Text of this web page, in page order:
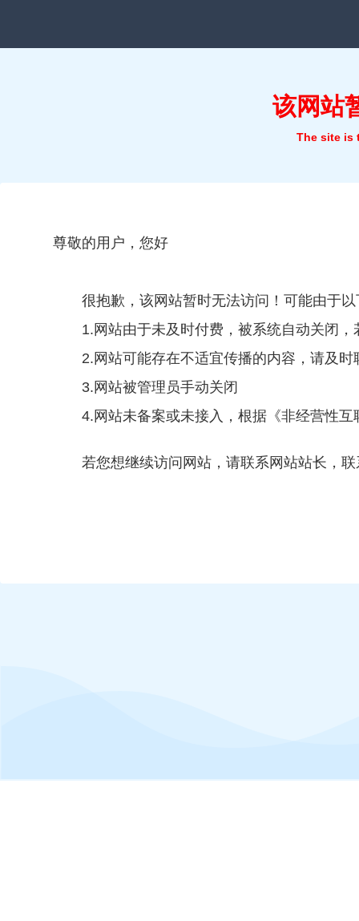
该网站
The site is
尊敬的用户，您好
很抱歉，该网站暂时无法访问！可能由于
1.网站由于未及时付费，被系统自动关闭
2.网站可能存在不适宜传播的内容，请及时
3.网站被管理员手动关闭
4.网站未备案或未接入，根据《非经营性
若您想继续访问网站，请联系网站站长，